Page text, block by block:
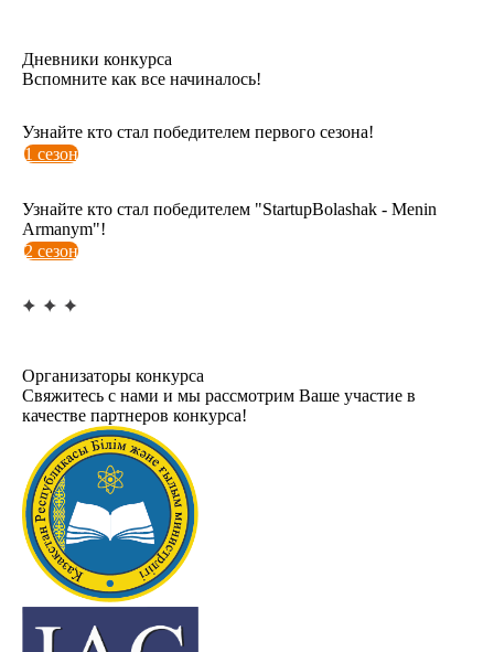
Дневники конкурса
Вспомните как все начиналось!
Узнайте кто стал победителем первого сезона!
1 сезон
Узнайте кто стал победителем "StartupBolashak - Menin
Armanym"!
2 сезон
Организаторы конкурса
Свяжитесь с нами и мы рассмотрим Ваше участие в
качестве партнеров конкурса!